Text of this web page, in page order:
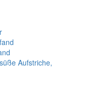
Aufstriche,